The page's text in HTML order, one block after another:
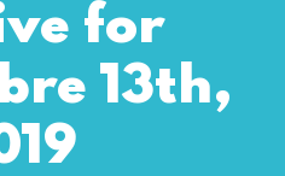
for
13th,